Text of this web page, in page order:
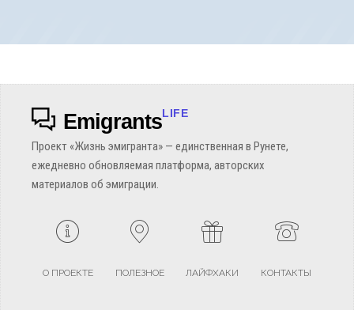
EmigrantsLIFE
Проект «Жизнь эмигранта» — единственная в Рунете,
ежедневно обновляемая платформа, авторских
материалов об эмиграции.
О ПРОЕКТЕ ПОЛЕЗНОЕ ЛАЙФХАКИ КОНТАКТЫ